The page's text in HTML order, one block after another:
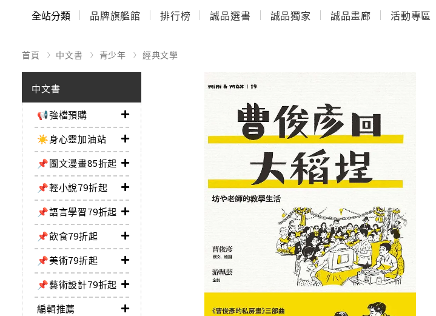
全站分類 品牌旗艦館 排行榜 誠品選書 誠品獨家 誠品畫廊 活動專區
首頁 中文書 青少年 經典文學
中文書
📢強檔預購
☀️身心靈加油站
📌圖文漫畫85折起
📌輕小說79折起
📌語言學習79折起
📌飲食79折起
📌美術79折起
📌藝術設計79折起
編輯推薦